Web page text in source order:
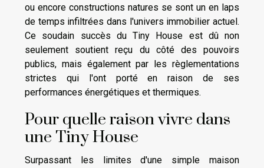
ou encore constructions natures se sont un en laps
de temps infiltrées dans l'univers immobilier actuel.
Ce soudain succès du Tiny House est dû non
seulement soutient reçu du côté des pouvoirs
publics, mais également par les règlementations
strictes qui l'ont porté en raison de ses
performances énergétiques et thermiques.
Pour quelle raison vivre dans
une Tiny House
Surpassant les limites d'une simple maison